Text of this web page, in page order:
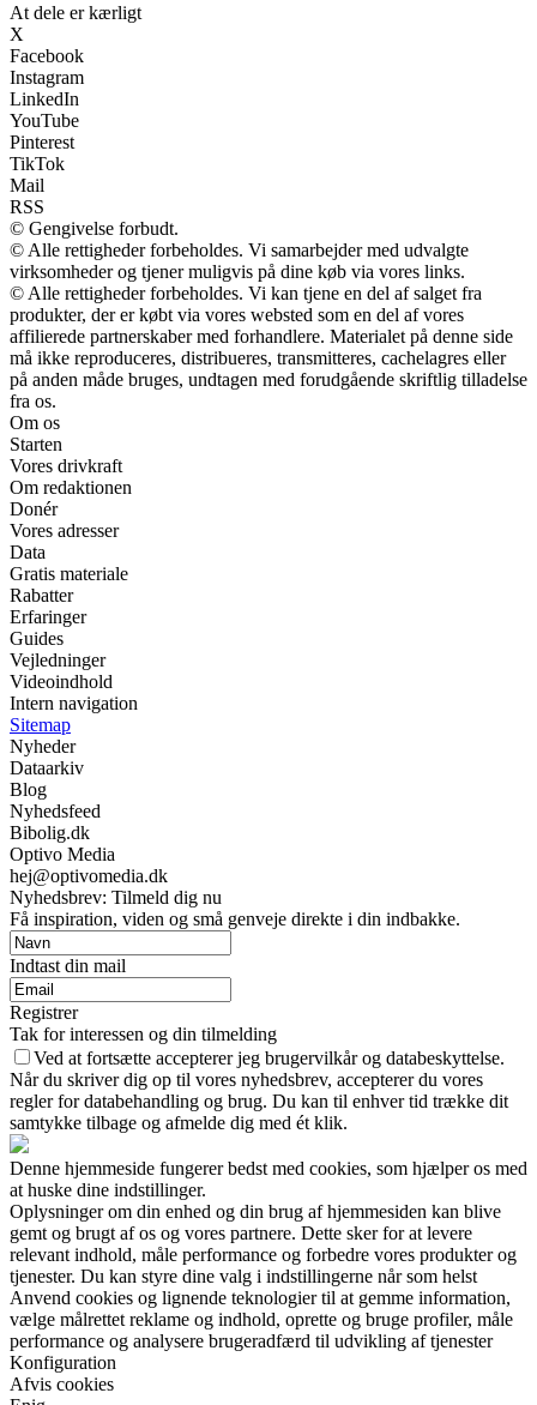
At dele er kærligt
X
Facebook
Instagram
LinkedIn
YouTube
Pinterest
TikTok
Mail
RSS
© Gengivelse forbudt.
© Alle rettigheder forbeholdes. Vi samarbejder med udvalgte
virksomheder og tjener muligvis på dine køb via vores links.
© Alle rettigheder forbeholdes. Vi kan tjene en del af salget fra
produkter, der er købt via vores websted som en del af vores
affilierede partnerskaber med forhandlere. Materialet på denne side
må ikke reproduceres, distribueres, transmitteres, cachelagres eller
på anden måde bruges, undtagen med forudgående skriftlig tilladelse
fra os.
Om os
Starten
Vores drivkraft
Om redaktionen
Donér
Vores adresser
Data
Gratis materiale
Rabatter
Erfaringer
Guides
Vejledninger
Videoindhold
Intern navigation
Sitemap
Nyheder
Dataarkiv
Blog
Nyhedsfeed
Bibolig.dk
Optivo Media
hej@optivomedia.dk
Nyhedsbrev: Tilmeld dig nu
Få inspiration, viden og små genveje direkte i din indbakke.
Indtast din mail
Registrer
Tak for interessen og din tilmelding
Ved at fortsætte accepterer jeg brugervilkår og databeskyttelse.
Når du skriver dig op til vores nyhedsbrev, accepterer du vores
regler for databehandling og brug. Du kan til enhver tid trække dit
samtykke tilbage og afmelde dig med ét klik.
Denne hjemmeside fungerer bedst med cookies, som hjælper os med
at huske dine indstillinger.
Oplysninger om din enhed og din brug af hjemmesiden kan blive
gemt og brugt af os og vores partnere. Dette sker for at levere
relevant indhold, måle performance og forbedre vores produkter og
tjenester. Du kan styre dine valg i indstillingerne når som helst
Anvend cookies og lignende teknologier til at gemme information,
vælge målrettet reklame og indhold, oprette og bruge profiler, måle
performance og analysere brugeradfærd til udvikling af tjenester
Konfiguration
Afvis cookies